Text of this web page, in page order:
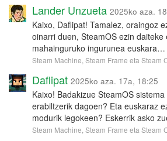
Lander Unzueta 2025ko aza.
Kaixo, Daflipat! Tamalez, oraingoz
oinarri duen, SteamOS ezin daiteke
mahainguruko ingurunea euskara…
Steam Machine, Steam Frame eta Steam
Daflipat 2025ko aza. 17a, 18:25
Kaixo! Badakizue SteamOS
erabiltzerik dagoen? Eta euskaraz
modurik legokeen? Eskerrik asko
Steam Machine, Steam Frame eta Steam